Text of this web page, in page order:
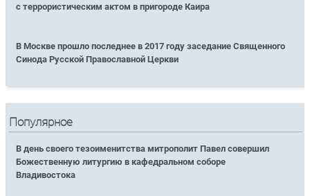
с террористическим актом в пригороде Каира
В Москве прошло последнее в 2017 году заседание Священного
Синода Русской Православной Церкви
Популярное
В день своего тезоименитства митрополит Павел совершил
Божественную литургию в кафедральном соборе
Владивостока